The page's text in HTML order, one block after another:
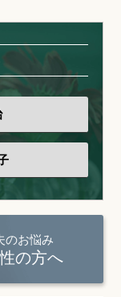
のお悩み
の方へ